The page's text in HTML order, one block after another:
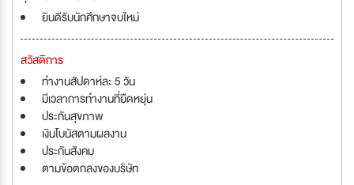
ยินดีรับนักศึกษาจบใหม่
สวัสดิการ
ทำงานสัปดาห์ละ 5 วัน
มีเวลาการทำงานที่ยืดหยุ่น
ประกันสุขภาพ
เงินโบนัสตามผลงาน
ประกันสังคม
ตามข้อตกลงของบริษัท